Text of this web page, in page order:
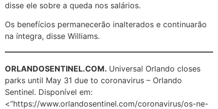
disse ele sobre a queda nos salários.
Os benefícios permanecerão inalterados e continuarão
na íntegra, disse Williams.
ORLANDOSENTINEL.COM. Universal Orlando closes
parks until May 31 due to coronavirus – Orlando
Sentinel. Disponível em:
<“https://www.orlandosentinel.com/coronavirus/os-ne-